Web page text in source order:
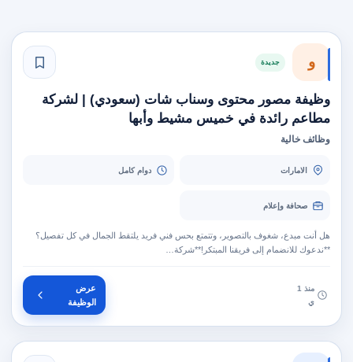
و جديدة
وظيفة مصور محتوى وسناب شات (سعودي) | لشركة
مطاعم رائدة في خميس مشيط وأبها
وظائف خالية
الامارات دوام كامل
صحافة وإعلام
هل أنت مبدع، شغوف بالتصوير، وتتمتع بحس فني فريد يلتقط الجمال في كل تفصيل؟
**ندعوك للانضمام إلى فريقنا المبتكر!**شركة…
منذ 1
ي
عرض
الوظيفة